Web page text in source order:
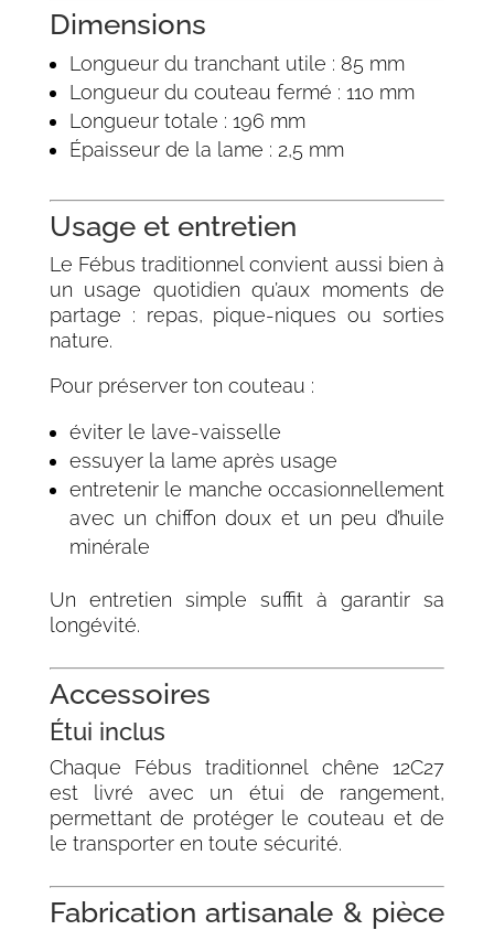
Dimensions
Longueur du tranchant utile : 85 mm
Longueur du couteau fermé : 110 mm
Longueur totale : 196 mm
Épaisseur de la lame : 2,5 mm
Usage et entretien
Le Fébus traditionnel convient aussi bien à
un usage quotidien qu’aux moments de
partage : repas, pique-niques ou sorties
nature.
Pour préserver ton couteau :
éviter le lave-vaisselle
essuyer la lame après usage
entretenir le manche occasionnellement
avec un chiffon doux et un peu d’huile
minérale
Un entretien simple suffit à garantir sa
longévité.
Accessoires
Étui inclus
Chaque Fébus traditionnel chêne 12C27
est livré avec un étui de rangement,
permettant de protéger le couteau et de
le transporter en toute sécurité.
Fabrication artisanale & pièce